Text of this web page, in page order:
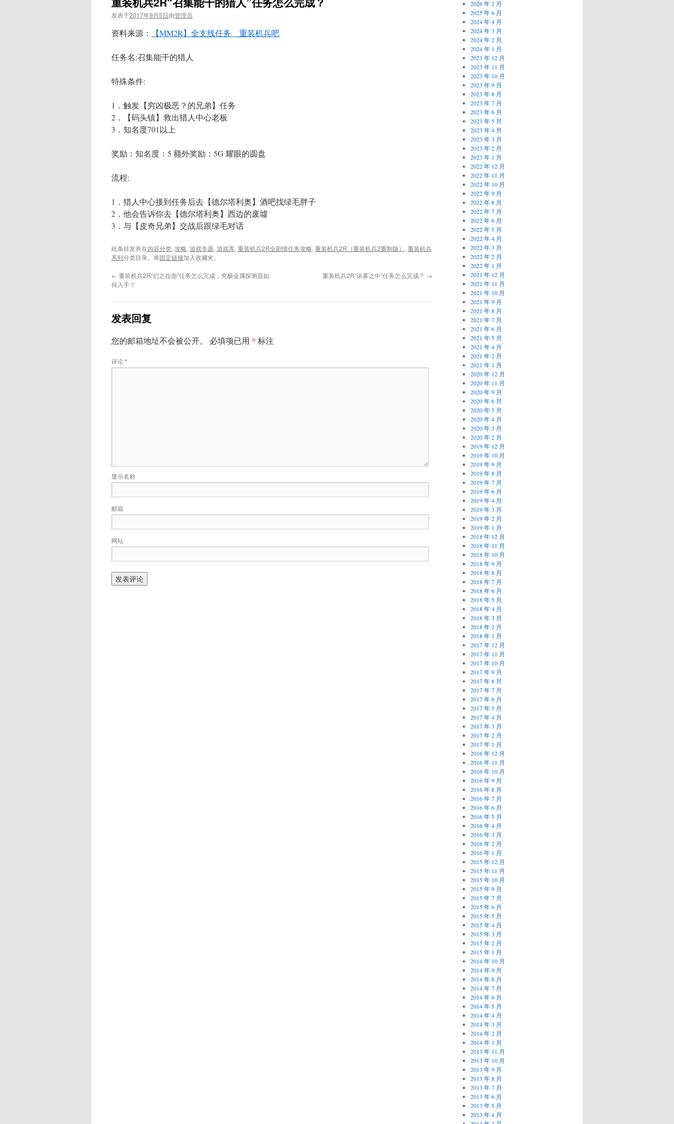
发表于2017年9月5日由管理员
资料来源： 【MM2R】全支线任务__重装机兵吧
任务名:召集能干的猎人
特殊条件:
1．触发【穷凶极恶？的兄弟】任务
2．【码头镇】救出猎人中心老板
3．知名度701以上
奖励：知名度：5 额外奖励：5G 耀眼的圆盘
流程:
1．猎人中心接到任务后去【德尔塔利奥】酒吧找绿毛胖子
2．他会告诉你去【德尔塔利奥】西边的废墟
3．与【皮奇兄弟】交战后跟绿毛对话
此条目发表在内容分类, 攻略, 游戏专题, 游戏库, 重装机兵2R全剧情任务攻略, 重装机兵2R（重装机兵2重制版） , 重装机兵
系列分类目录。将固定链接加入收藏夹。
← 重装机兵2R“幻之拉面”任务怎么完成，究极金属探测器如
何入手？
重装机兵2R“浓雾之中”任务怎么完成？ →
发表回复
您的邮箱地址不会被公开。 必填项已用 * 标注
评论*
显示名称
邮箱
网站
2026 年 2 月
2025 年 6 月
2024 年 4 月
2024 年 3 月
2024 年 2 月
2024 年 1 月
2023 年 12 月
2023 年 11 月
2023 年 10 月
2023 年 9 月
2023 年 8 月
2023 年 7 月
2023 年 6 月
2023 年 5 月
2023 年 4 月
2023 年 3 月
2023 年 2 月
2023 年 1 月
2022 年 12 月
2022 年 11 月
2022 年 10 月
2022 年 9 月
2022 年 8 月
2022 年 7 月
2022 年 6 月
2022 年 5 月
2022 年 4 月
2022 年 3 月
2022 年 2 月
2022 年 1 月
2021 年 12 月
2021 年 11 月
2021 年 10 月
2021 年 9 月
2021 年 8 月
2021 年 7 月
2021 年 6 月
2021 年 5 月
2021 年 4 月
2021 年 2 月
2021 年 1 月
2020 年 12 月
2020 年 11 月
2020 年 9 月
2020 年 6 月
2020 年 5 月
2020 年 4 月
2020 年 3 月
2020 年 2 月
2019 年 12 月
2019 年 10 月
2019 年 9 月
2019 年 8 月
2019 年 7 月
2019 年 6 月
2019 年 4 月
2019 年 3 月
2019 年 2 月
2019 年 1 月
2018 年 12 月
2018 年 11 月
2018 年 10 月
2018 年 9 月
2018 年 8 月
2018 年 7 月
2018 年 6 月
2018 年 5 月
2018 年 4 月
2018 年 3 月
2018 年 2 月
2018 年 1 月
2017 年 12 月
2017 年 11 月
2017 年 10 月
2017 年 9 月
2017 年 8 月
2017 年 7 月
2017 年 6 月
2017 年 5 月
2017 年 4 月
2017 年 3 月
2017 年 2 月
2017 年 1 月
2016 年 12 月
2016 年 11 月
2016 年 10 月
2016 年 9 月
2016 年 8 月
2016 年 7 月
2016 年 6 月
2016 年 5 月
2016 年 4 月
2016 年 3 月
2016 年 2 月
2016 年 1 月
2015 年 12 月
2015 年 11 月
2015 年 10 月
2015 年 9 月
2015 年 7 月
2015 年 6 月
2015 年 5 月
2015 年 4 月
2015 年 3 月
2015 年 2 月
2015 年 1 月
2014 年 10 月
2014 年 9 月
2014 年 8 月
2014 年 7 月
2014 年 6 月
2014 年 5 月
2014 年 4 月
2014 年 3 月
2014 年 2 月
2014 年 1 月
2013 年 11 月
2013 年 10 月
2013 年 9 月
2013 年 8 月
2013 年 7 月
2013 年 6 月
2013 年 5 月
2013 年 4 月